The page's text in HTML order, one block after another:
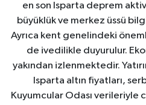
en son Isparta deprem
büyüklük ve merkez üssü
Ayrıca kent genelindeki
de ivedilikle duyurulur.
yakından izlenmektedir.
Isparta altın fiyatları,
Kuyumcular Odası verileriyle